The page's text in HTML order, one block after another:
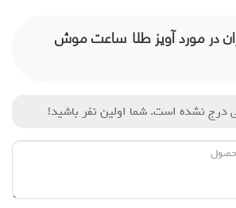
در مورد آویز طلا ساعت موش
درج نشده است. شما اولین نفر باشید!